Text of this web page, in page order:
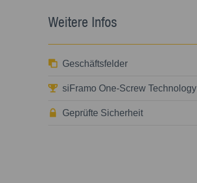
Weitere Infos
Geschäftsfelder
siFramo One-Screw Technology
Geprüfte Sicherheit